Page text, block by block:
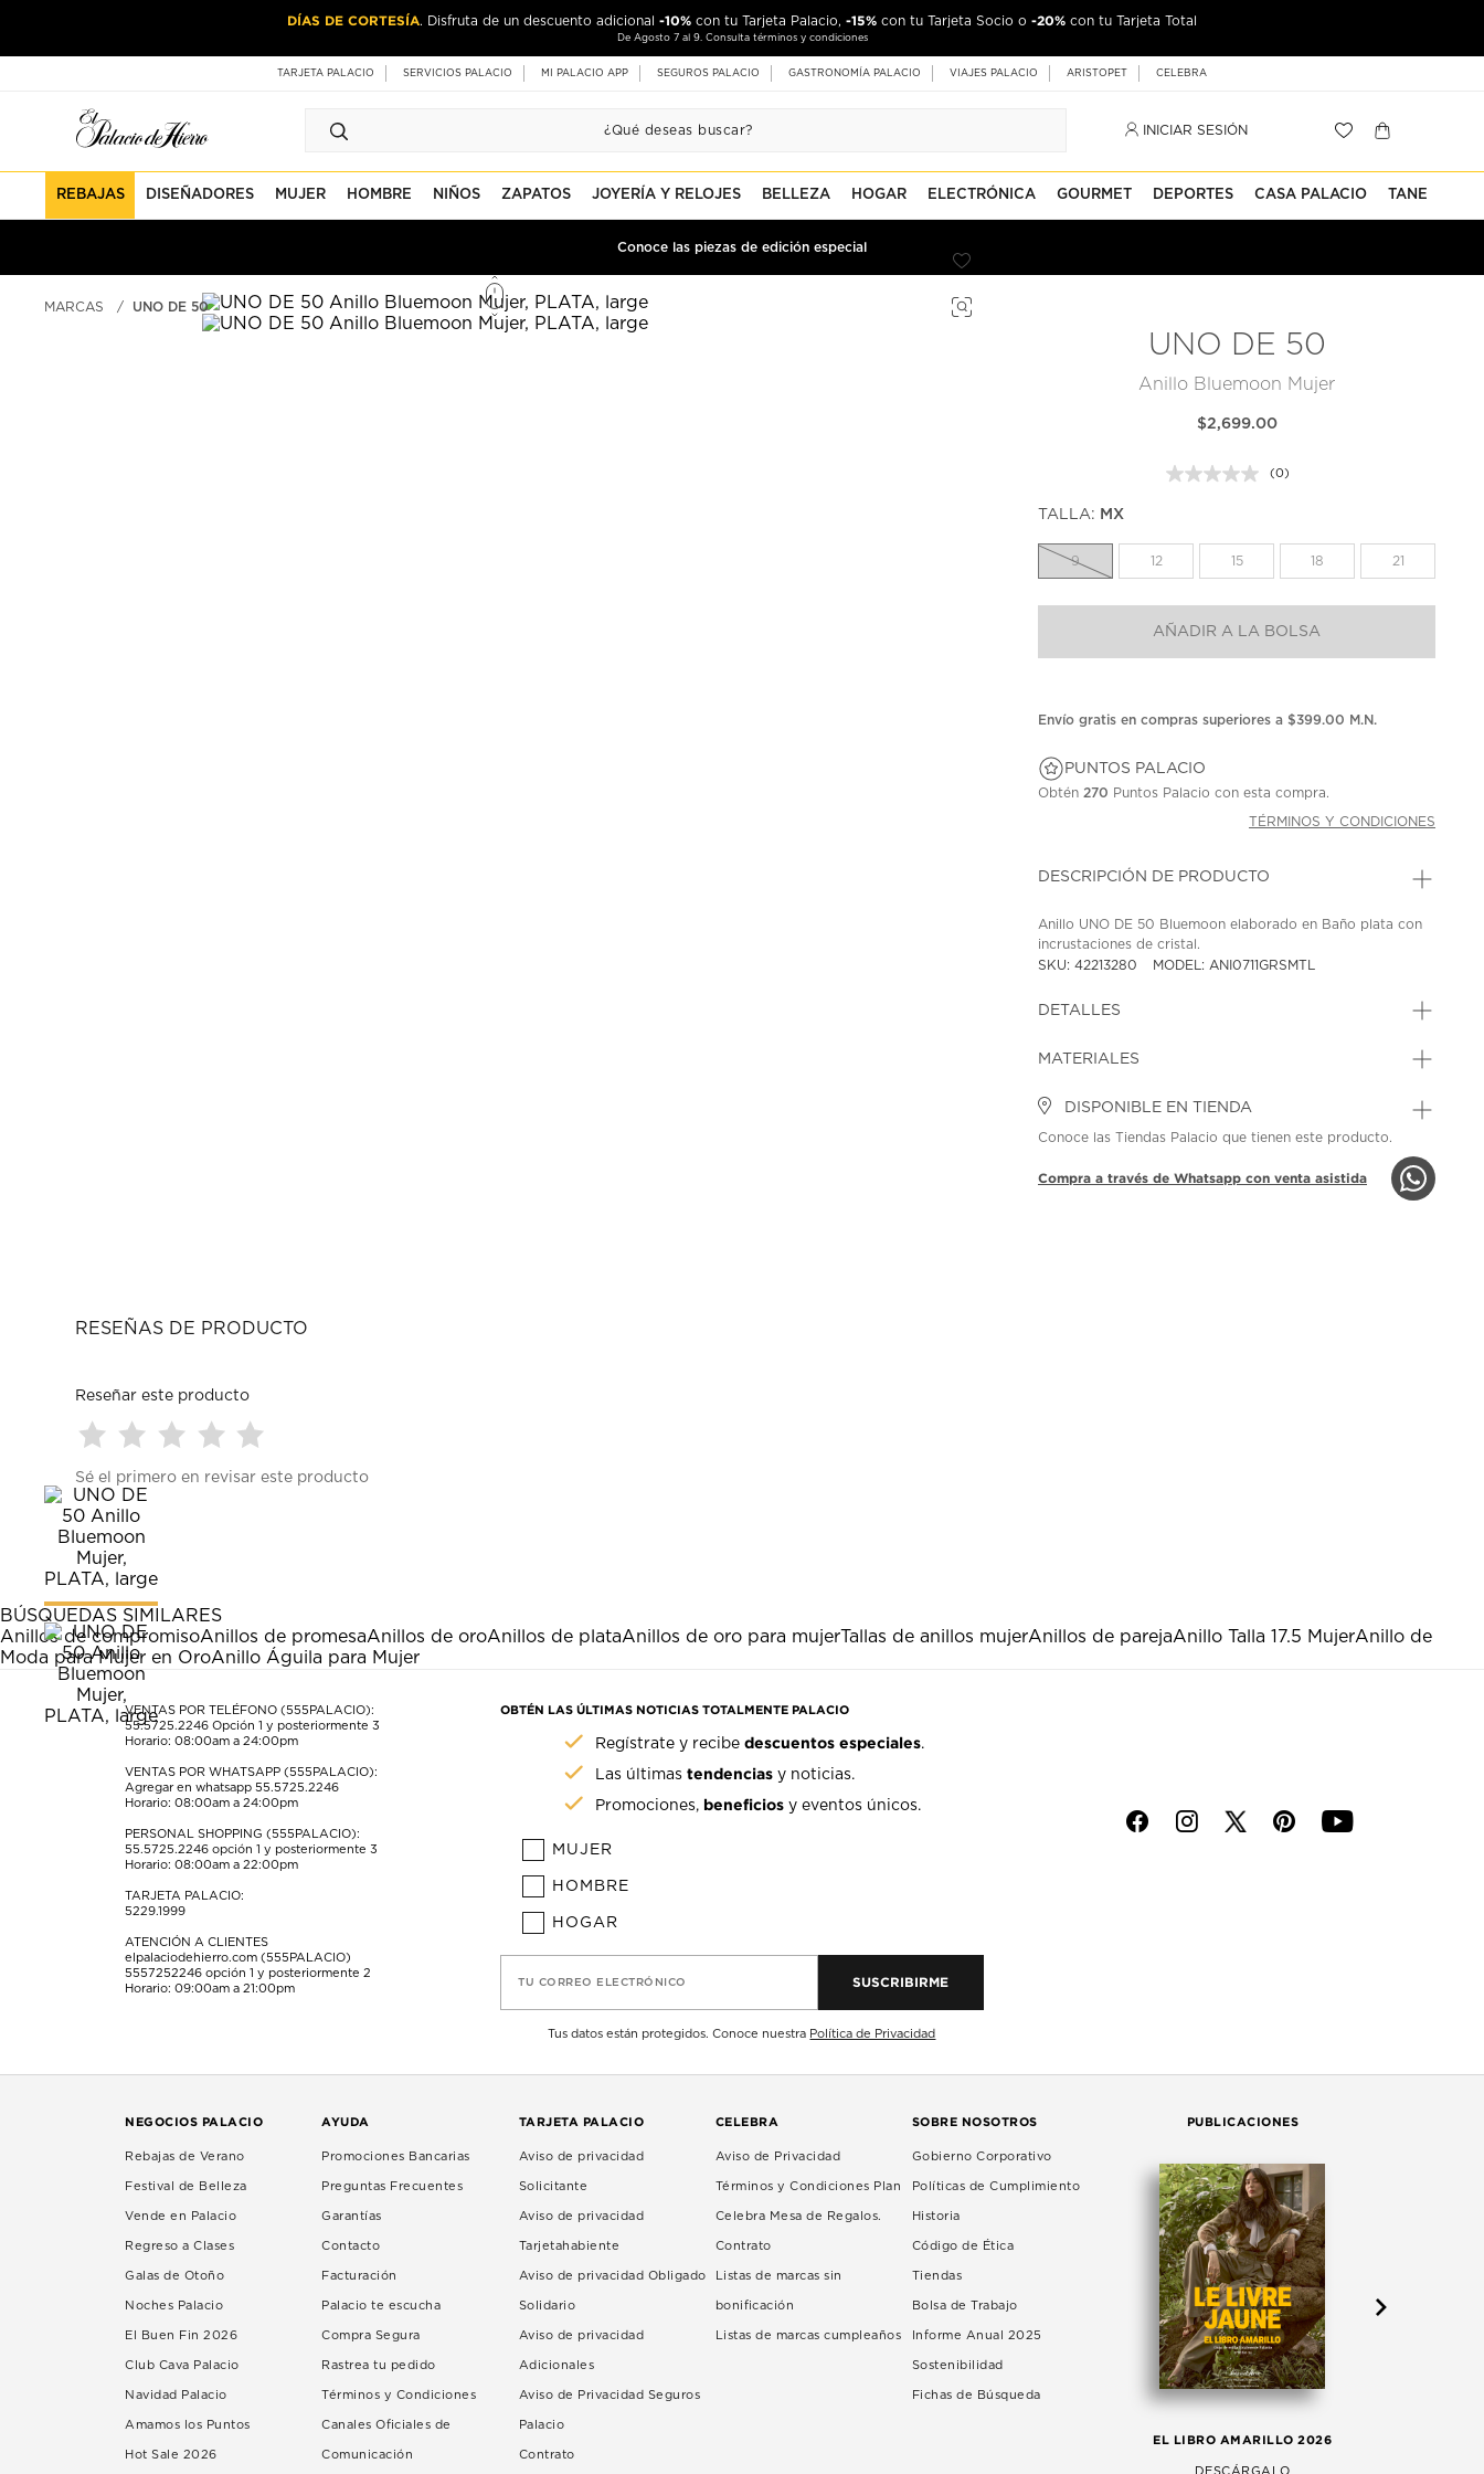
DÍAS DE CORTESÍA. Disfruta de un descuento adicional -10% con tu Tarjeta Palacio, -15% con tu Tarjeta Socio o -20% con tu Tarjeta Total
De Agosto 7 al 9. Consulta términos y condiciones
TARJETA PALACIO SERVICIOS PALACIO MI PALACIO APP SEGUROS PALACIO GASTRONOMÍA PALACIO VIAJES PALACIO ARISTOPET CELEBRA
INICIAR SESIÓN
REBAJAS DISEÑADORES MUJER HOMBRE NIÑOS ZAPATOS JOYERÍA Y RELOJES BELLEZA HOGAR ELECTRÓNICA GOURMET DEPORTES CASA PALACIO TANE
Conoce las piezas de edición especial
MARCAS UNO DE 50
UNO DE 50
Anillo Bluemoon Mujer
$2,699.00
Sin
misma
(0)
TALLA: MX
9 12 15 18 21
AÑADIR A LA BOLSA
Envío gratis en compras superiores a $399.00 M.N.
PUNTOS PALACIO
Obtén 270 Puntos Palacio con esta compra.
TÉRMINOS Y CONDICIONES
DESCRIPCIÓN DE PRODUCTO
Anillo UNO DE 50 Bluemoon elaborado en Baño plata con
incrustaciones de cristal.
SKU: 42213280
MODEL: ANI0711GRSMTL
DETALLES
MATERIALES
DISPONIBLE EN TIENDA
Conoce las Tiendas Palacio que tienen este producto.
Compra a través de Whatsapp con venta asistida
RESEÑAS DE PRODUCTO
Reseñar este producto
para
calificar
el
artículo
con
1
estrella
Esta
acción
abrirá
el
formulario
para
calificar
el
artículo
con
2
estrellas.
Esta
acción
abrirá
el
formulario
de
para
3
estrellas.
Esta
acción
abrirá
formulario
de
para
estrellas.
Esta
acción
abrirá
formulario
de
para
Esta
acción
abrirá
formulario
de
envío.
Sé el primero en revisar este producto
BÚSQUEDAS SIMILARES
Anillos de compromisoAnillos de promesaAnillos de oroAnillos de plataAnillos de oro para mujerTallas de anillos mujerAnillos de parejaAnillo Talla 17.5 MujerAnillo de
Moda para Mujer en OroAnillo Águila para Mujer
VENTAS POR TELÉFONO (555PALACIO):
55.5725.2246 Opción 1 y posteriormente 3
Horario: 08:00am a 24:00pm
VENTAS POR WHATSAPP (555PALACIO):
Agregar en whatsapp 55.5725.2246
Horario: 08:00am a 24:00pm
PERSONAL SHOPPING (555PALACIO):
55.5725.2246 opción 1 y posteriormente 3
Horario: 08:00am a 22:00pm
TARJETA PALACIO:
5229.1999
ATENCIÓN A CLIENTES
elpalaciodehierro.com (555PALACIO)
5557252246 opción 1 y posteriormente 2
Horario: 09:00am a 21:00pm
OBTÉN LAS ÚLTIMAS NOTICIAS TOTALMENTE PALACIO
Regístrate y recibedescuentos especiales.
Las últimastendencias y noticias.
Promociones, beneficios y eventos únicos.
MUJER
HOMBRE
HOGAR
TU CORREO ELECTRÓNICO SUSCRIBIRME
Tus datos están protegidos. Conoce nuestra Política de Privacidad
f i p y
NEGOCIOS PALACIO
Rebajas de Verano
Festival de Belleza
Vende en Palacio
Regreso a Clases
Galas de Otoño
Noches Palacio
El Buen Fin 2026
Club Cava Palacio
Navidad Palacio
Amamos los Puntos
Hot Sale 2026
AYUDA
Promociones Bancarias
Preguntas Frecuentes
Garantías
Contacto
Facturación
Palacio te escucha
Compra Segura
Rastrea tu pedido
Términos y Condiciones
Canales Oficiales de
Comunicación
TARJETA PALACIO
Aviso de privacidad
Solicitante
Aviso de privacidad
Tarjetahabiente
Aviso de privacidad Obligado
Solidario
Aviso de privacidad
Adicionales
Aviso de Privacidad Seguros
Palacio
Contrato
CELEBRA
Aviso de Privacidad
Términos y Condiciones Plan
Celebra Mesa de Regalos.
Contrato
Listas de marcas sin
bonificación
Listas de marcas cumpleaños
SOBRE NOSOTROS
Gobierno Corporativo
Políticas de Cumplimiento
Historia
Código de Ética
Tiendas
Bolsa de Trabajo
Informe Anual 2025
Sostenibilidad
Fichas de Búsqueda
PUBLICACIONES
EL LIBRO AMARILLO 2026
DESCÁRGALO